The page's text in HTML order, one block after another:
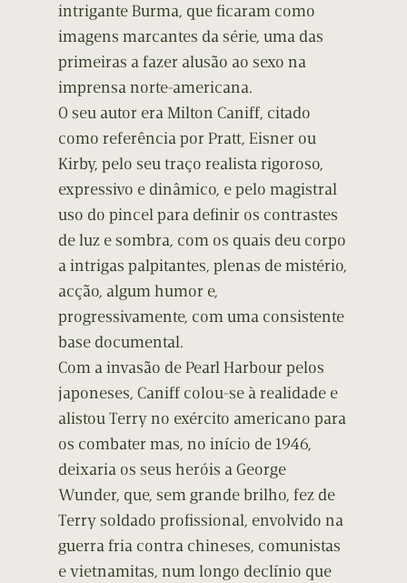
intrigante Burma, que ficaram como
imagens marcantes da série, uma das
primeiras a fazer alusão ao sexo na
imprensa norte-americana.
O seu autor era Milton Caniff, citado
como referência por Pratt, Eisner ou
Kirby, pelo seu traço realista rigoroso,
expressivo e dinâmico, e pelo magistral
uso do pincel para definir os contrastes
de luz e sombra, com os quais deu corpo
a intrigas palpitantes, plenas de mistério,
acção, algum humor e,
progressivamente, com uma consistente
base documental.
Com a invasão de Pearl Harbour pelos
japoneses, Caniff colou-se à realidade e
alistou Terry no exército americano para
os combater mas, no início de 1946,
deixaria os seus heróis a George
Wunder, que, sem grande brilho, fez de
Terry soldado profissional, envolvido na
guerra fria contra chineses, comunistas
e vietnamitas, num longo declínio que